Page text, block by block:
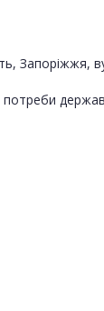
Запоріжжя,